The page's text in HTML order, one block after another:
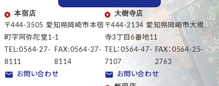
本宿店
〒444-3505 愛知県岡崎市本宿
町字阿弥陀堂1-1
TEL:0564-27-
8111
FAX:0564-27-
8114
お問い合わせ
大樹寺店
〒444-2134 愛知県岡崎市大樹
寺3丁目6番地11
TEL：0564-47-
7107
FAX：0564-25-
2763
お問い合わせ